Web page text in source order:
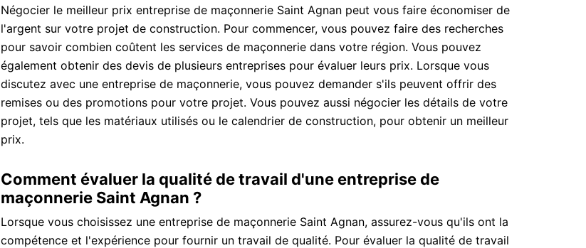
Négocier le meilleur prix entreprise de maçonnerie Saint Agnan peut vous faire économiser de
l'argent sur votre projet de construction. Pour commencer, vous pouvez faire des recherches
pour savoir combien coûtent les services de maçonnerie dans votre région. Vous pouvez
également obtenir des devis de plusieurs entreprises pour évaluer leurs prix. Lorsque vous
discutez avec une entreprise de maçonnerie, vous pouvez demander s'ils peuvent offrir des
remises ou des promotions pour votre projet. Vous pouvez aussi négocier les détails de votre
projet, tels que les matériaux utilisés ou le calendrier de construction, pour obtenir un meilleur
prix.
Comment évaluer la qualité de travail d'une entreprise de
maçonnerie Saint Agnan ?
Lorsque vous choisissez une entreprise de maçonnerie Saint Agnan, assurez-vous qu'ils ont la
compétence et l'expérience pour fournir un travail de qualité. Pour évaluer la qualité de travail